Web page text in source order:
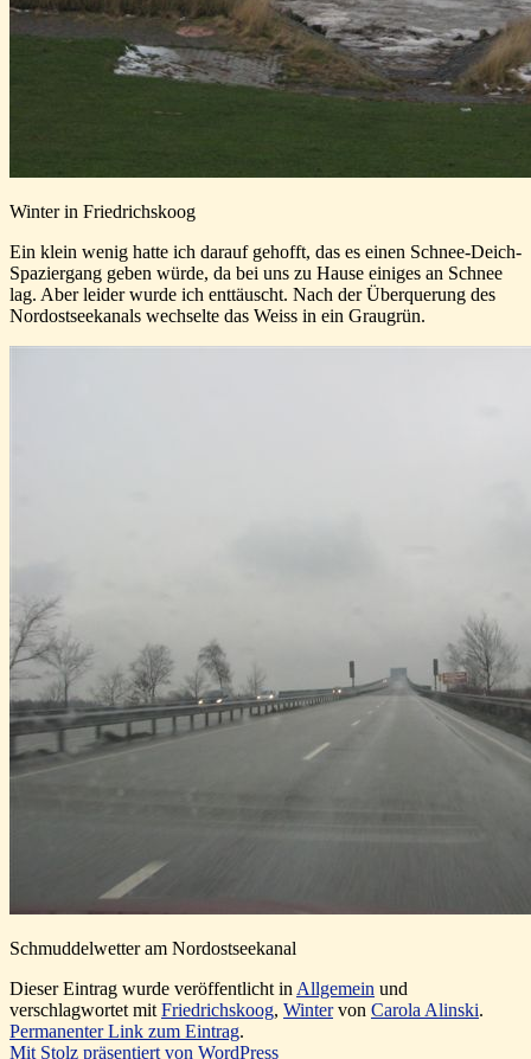
Winter in Friedrichskoog
Ein klein wenig hatte ich darauf gehofft, das es einen Schnee-Deich-
Spaziergang geben würde, da bei uns zu Hause einiges an Schnee
lag. Aber leider wurde ich enttäuscht. Nach der Überquerung des
Nordostseekanals wechselte das Weiss in ein Graugrün.
Schmuddelwetter am Nordostseekanal
Dieser Eintrag wurde veröffentlicht inAllgemein und
verschlagwortet mitFriedrichskoog, Wintervon Carola Alinski.
Permanenter Link zum Eintrag.
Mit Stolz präsentiert von WordPress